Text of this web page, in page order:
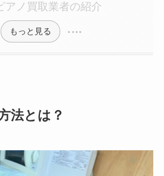
アノ買取業者の紹介
もっと見る
法とは？